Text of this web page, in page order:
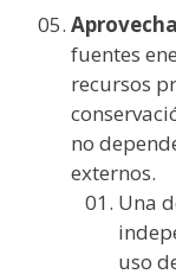
fuentes
recursos
no
externos.
Una
uso